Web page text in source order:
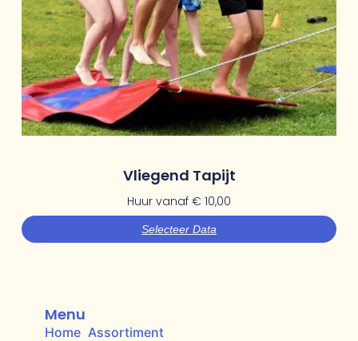
Vliegend Tapijt
Huur vanaf € 10,00
Selecteer Data
Menu
Home Assortiment